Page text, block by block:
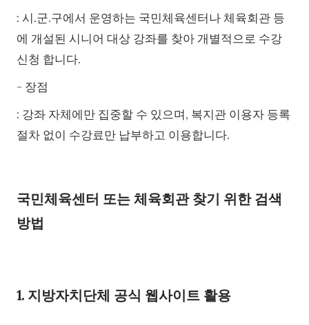
: 시.군.구에서 운영하는 국민체육센터나 체육회관 등
에 개설된 시니어 대상 강좌를 찾아 개별적으로 수강
신청 합니다.
- 장점
: 강좌 자체에만 집중할 수 있으며, 복지관 이용자 등록
절차 없이 수강료만 납부하고 이용합니다.
국민체육센터 또는 체육회관 찾기 위한 검색
방법
1. 지방자치단체 공식 웹사이트 활용